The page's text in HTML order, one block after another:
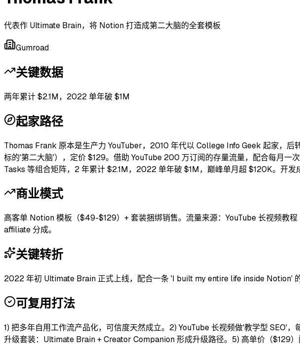
代表作 Ultimate Brain，将 Notion 打造成第二大脑的全套模板
Gumroad
关键数据
两年累计 $2.1M，2022 单年破 $1M
起家路径
Thomas Frank 原本是生产力 YouTuber，2010 年代以 College Info Geek 起家，
标的'第二大脑'），定价 $129。借助 YouTube 200 万订阅的存量流量，配合每月
Tasks 等组合矩阵，2 年累计 $2.1M，2022 单年破 $1M，巅峰单月超 $120K。开
商业模式
高客单 Notion 模板（$49-$129）+ 套装捆绑销售。流量来源：YouTube 长视频教
affiliate 分成。
关键转折
2022 年初 Ultimate Brain 正式上线，配合一条 'I built my entire life inside Notion'
可复用打法
1) 把多年自用工作流产品化，可信度天然成立。2) YouTube 长视频做'教学型
升级套装：Ultimate Brain + Creator Companion 形成升级路径。5) 高单价（$129